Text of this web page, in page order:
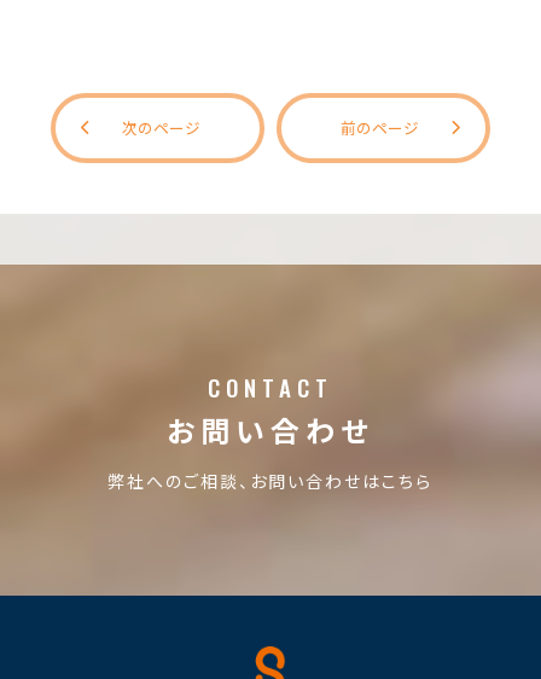
次のページ 前のページ
CONTACT
お問い合わせ
弊社へのご相談、お問い合わせはこちら